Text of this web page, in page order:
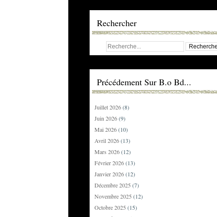
Rechercher
Précédement Sur B.o Bd...
Juillet 2026(8)
Juin 2026(9)
Mai 2026(10)
Avril 2026(13)
Mars 2026(12)
Février 2026(13)
Janvier 2026(12)
Décembre 2025 (7)
Novembre 2025 (12)
Octobre 2025 (15)